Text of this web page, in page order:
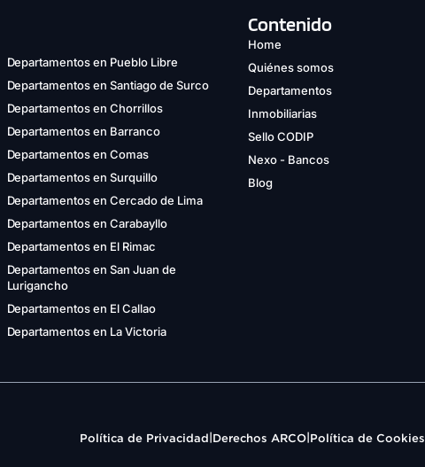
Departamentos en Pueblo Libre
Departamentos en Santiago de Surco
Departamentos en Chorrillos
Departamentos en Barranco
Departamentos en Comas
Departamentos en Surquillo
Departamentos en Cercado de Lima
Departamentos en Carabayllo
Departamentos en El Rimac
Departamentos en San Juan de
Lurigancho
Departamentos en El Callao
Departamentos en La Victoria
Contenido
Home
Quiénes somos
Departamentos
Inmobiliarias
Sello CODIP
Nexo - Bancos
Blog
Política de Privacidad|Derechos ARCO|Política de Cookies